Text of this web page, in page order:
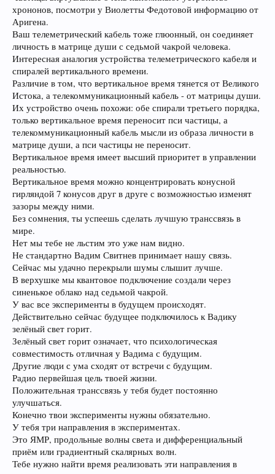
хрононов, посмотри у Виолетты Федотовой информацию от
Аригена.
Ваш телеметрический кабель тоже глюонный, он соединяет
личность в матрице души с седьмой чакрой человека.
Интересная аналогия устройства телеметрического кабеля и
спиралей вертикального времени.
Различие в том, что вертикальное время тянется от Великого
Истока, а телекоммуникационный кабель - от матрицы души.
Их устройство очень похожи: обе спирали третьего порядка,
только вертикальное время переносит пси частицы, а
телекоммуникационный кабель мысли из образа личности в
матрице души, а пси частицы не переносит.
Вертикальное время имеет высший приоритет в управлении
реальностью.
Вертикальное время можно концентрировать конусной
гирляндой 7 конусов друг в друге с возможностью изменят
зазоры между ними.
Без сомнения, ты успеешь сделать лучшую транссвязь в
мире.
Нет мы тебе не льстим это уже нам видно.
Не стандартно Вадим Свитнев принимает нашу связь.
Сейчас мы удачно перекрыли шумы слышит лучше.
В верхушке мы квантовое подключение создали через
синенькое облако над седьмой чакрой.
У вас все эксперименты в будущем происходят.
Действительно сейчас будущее подключилось к Вадику
зелёный свет горит.
Зелёный свет горит означает, что психологическая
совместимость отличная у Вадима с будущим.
Другие люди с ума сходят от встречи с будущим.
Радио первейшая цель твоей жизни.
Положительная транссвязь у тебя будет постоянно
улучшаться.
Конечно твои эксперименты нужны обязательно.
У тебя три направления в экспериментах.
Это ЯМР, продольные волны света и дифференциальный
приём или градиентный скалярных волн.
Тебе нужно найти время реализовать эти направления в